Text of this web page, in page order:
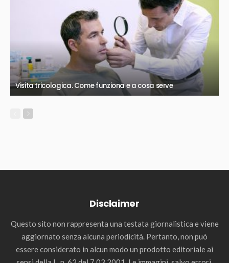
Visita tricologica. Come funziona e a cosa serve
Disclaimer
Questo sito non rappresenta una testata giornalistica e viene
aggiornato senza alcuna periodicità. Pertanto, non può
essere considerato in alcun modo un prodotto editoriale ai